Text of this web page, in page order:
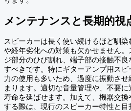
メンテナンスと長期的視
スピーカーは長く使い続けるほど馴
や経年劣化への対策も欠かせません
ジ部分のひび割れ、端子部の接触不
すべきです。特にギターアンプ用ス
力の使用も多いため、過度に振動さ
まります。適切な音量管理や、不要
寿命を延ばせます。加えて、機器交
する際は、現行のスピーカー特性と